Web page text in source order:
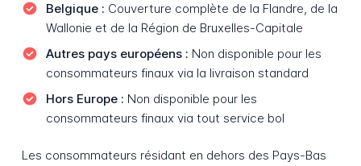
Belgique : Couverture complète de la Flandre, de la
Wallonie et de la Région de Bruxelles-Capitale
Autres pays européens : Non disponible pour les
consommateurs finaux via la livraison standard
Hors Europe : Non disponible pour les
consommateurs finaux via tout service bol
Les consommateurs résidant en dehors des Pays-Bas